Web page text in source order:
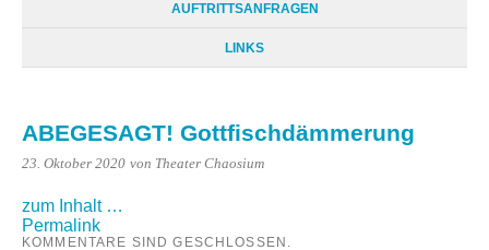
AUFTRITTSANFRAGEN
LINKS
ABEGESAGT! Gottfischdämmerung
23. Oktober 2020 von Theater Chaosium
zum Inhalt …
Permalink
KOMMENTARE SIND GESCHLOSSEN.